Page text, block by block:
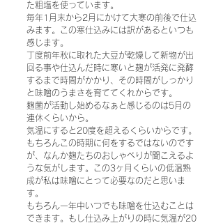
た粗塩を使っています。
毎年1月末から2月にかけて大寒の前後で仕込
みます。この寒仕込みには訳があるといつも
感じます。
丁度前年秋に取れた大豆が乾燥して新物が出
回る事や仕込んだ時に寒いと麹が活発に発酵
するまで時間がかかり、その時間がしっかり
と味噌のうまさを育ててくれからです。
麹菌が活動し始めるなぁと感じるのは5月の
連休くらいから。
気温にすると20度を超えるくらいからです。
もちろんこの時期に何をするではないのです
が、なんか麹たちのおしゃべりが聞こえるよ
うな気がします。この3ヶ月くらいの低温熟
成が私は味噌にとって必要なのだと思いま
す。
もちろん一年中いつでも味噌を仕込むことは
できます。もし仕込み上がりの時に気温が20